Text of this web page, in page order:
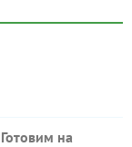
Готовим на